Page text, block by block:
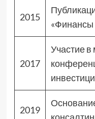
2015
«Финансы
2017
Участие
2019